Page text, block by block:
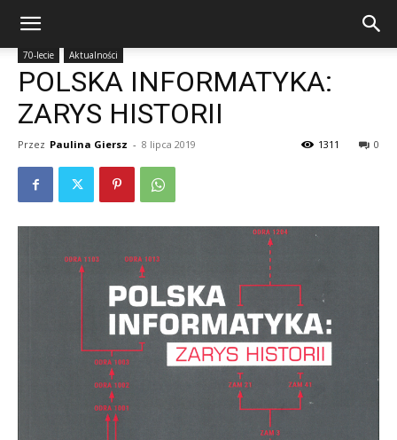
70-lecie Aktualności
POLSKA INFORMATYKA:
ZARYS HISTORII
Przez Paulina Giersz - 8 lipca 2019 0
1311